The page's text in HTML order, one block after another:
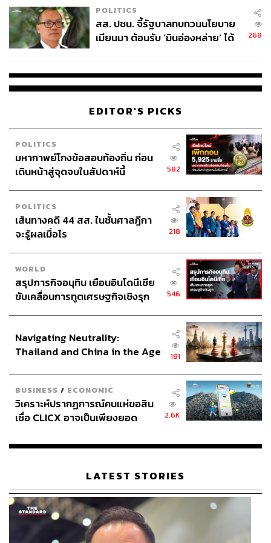
POLITICS
สส. ปชน. จี้รัฐบาลทบทวนนโยบาย
เมียนมา ต้อนรับ ‘มินอ่องหล่าย’ ได้
268
EDITOR'S PICKS
POLITICS
มหากาพย์โกงข้อสอบท้องถิ่น ก่อน
เดินหน้าสู่จุดจบในสัปดาห์นี้
582
POLITICS
เส้นทางคดี 44 สส. ในชั้นศาลฎีกา
จะรู้ผลเมื่อไร
218
WORLD
สรุปภารกิจอนุทิน เยือนอินโดนีเซีย
ขับเคลื่อนการทูตเศรษฐกิจเชิงรุก
546
Navigating Neutrality:
Thailand and China in the Age
181
BUSINESS / ECONOMIC
วิเคราะห์ปรากฏการณ์คนแห่ขอสิน
เชื่อ CLICX อาจเป็นเพียงยอด
เรือนไทยที่ถูกซุกไว้
2.6K
LATEST STORIES